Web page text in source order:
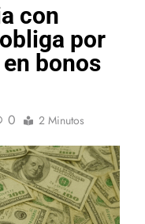
con
por
bonos
0 2 Minutos